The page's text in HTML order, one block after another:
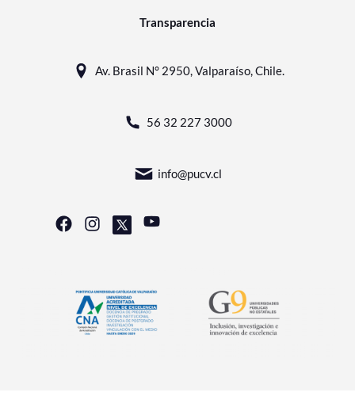
Transparencia
Av. Brasil N° 2950, Valparaíso, Chile.
56 32 227 3000
info@pucv.cl